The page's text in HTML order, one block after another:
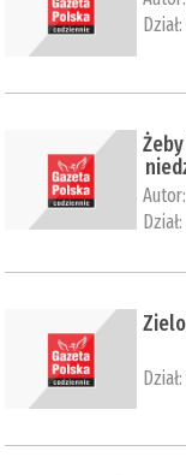
Dział:
Autor:
Dział:
Dział: